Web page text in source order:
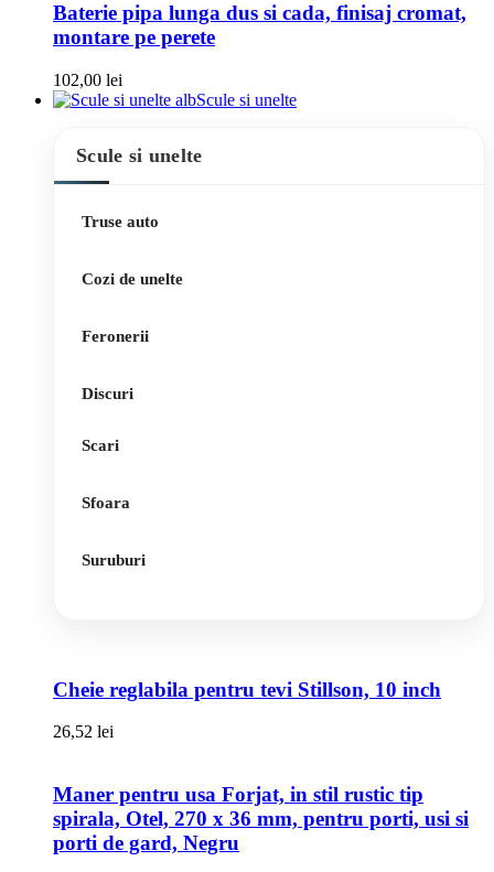
Baterie pipa lunga dus si cada, finisaj cromat,
montare pe perete
102,00 lei
Scule si unelte
Scule si unelte
Truse auto
Cozi de unelte
Feronerii
Discuri
Scari
Sfoara
Suruburi
Cheie reglabila pentru tevi Stillson, 10 inch
26,52 lei
Maner pentru usa Forjat, in stil rustic tip
spirala, Otel, 270 x 36 mm, pentru porti, usi si
porti de gard, Negru